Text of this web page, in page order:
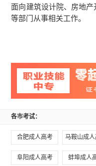
面向建筑设计院、房地
等部门从事相关工作。
各市考试：
合肥成人高考 马鞍山成
阜阳成人高考 蚌埠成人